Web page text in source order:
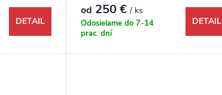
DETAIL
od 250 €/ ks
Odosielame do 7-14
prac. dní
DETAIL